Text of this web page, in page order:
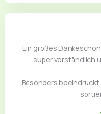
Ein großes
super verständlich
Besonders